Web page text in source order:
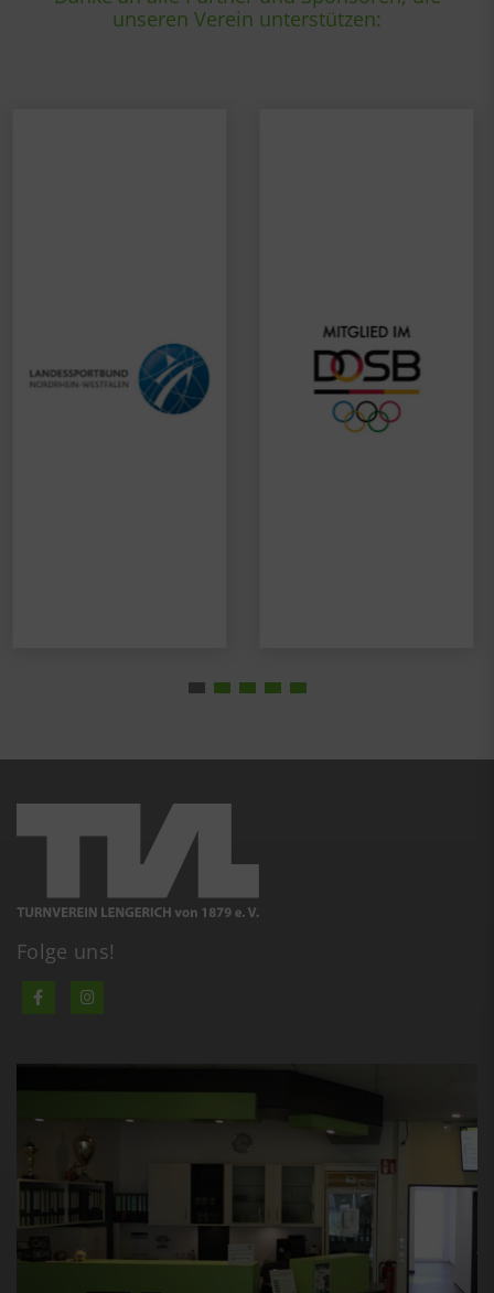
unseren Verein unterstützen:
Folge uns!